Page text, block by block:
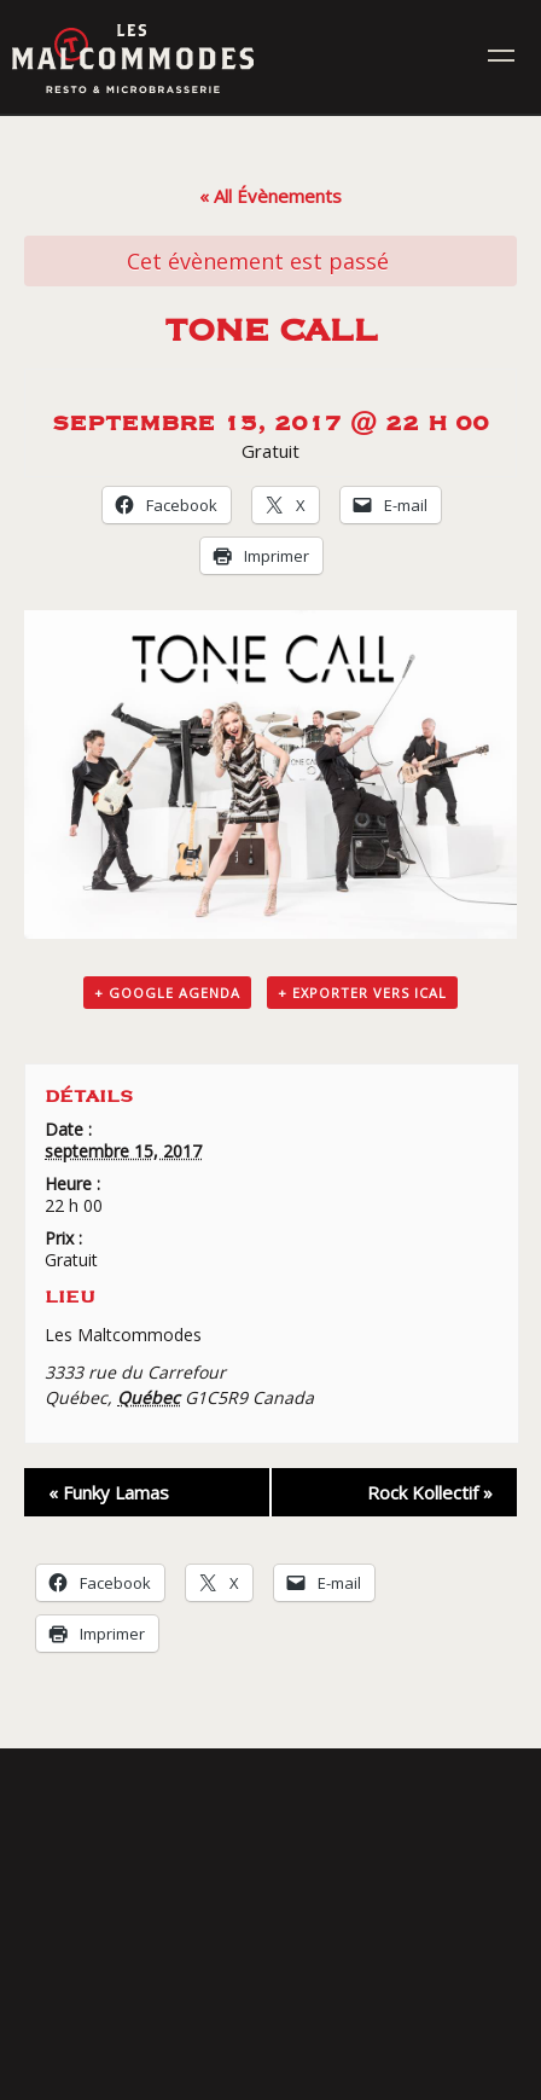
to
content
CONTACT
Livraison
« All Évènements
Cet évènement est passé
TONE CALL
SEPTEMBRE 15, 2017 @ 22 H 00
Gratuit
Facebook X E-mail
Imprimer
+ GOOGLE AGENDA + EXPORTER VERS ICAL
DÉTAILS
Date :
septembre 15, 2017
Heure :
22 h 00
Prix :
Gratuit
LIEU
Les Maltcommodes
3333 rue du Carrefour
Québec, Québec G1C5R9 Canada
Navigation
Évènement
« Funky Lamas Rock Kollectif»
Facebook X E-mail
Imprimer